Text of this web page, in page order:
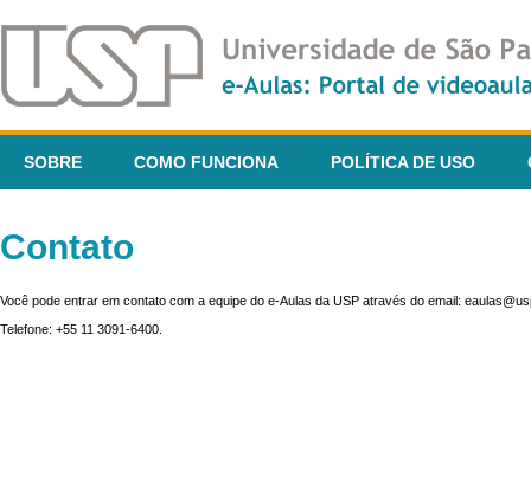
SOBRE COMO FUNCIONA POLÍTICA DE USO
Contato
Você pode entrar em contato com a equipe do e-Aulas da USP através do email:
Telefone: +55 11 3091-6400.